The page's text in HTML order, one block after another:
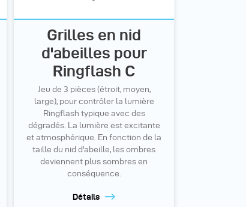
Grilles en nid
d'abeilles pour
Ringflash C
Jeu de 3 pièces (étroit, moyen,
large), pour contrôler la lumière
Ringflash typique avec des
dégradés. La lumière est excitante
et atmosphérique. En fonction de la
taille du nid d'abeille, les ombres
deviennent plus sombres en
conséquence.
Détails